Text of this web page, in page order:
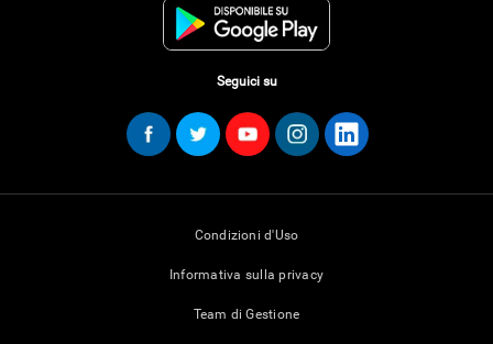
Seguici su
Condizioni d'Uso
Informativa sulla privacy
Team di Gestione